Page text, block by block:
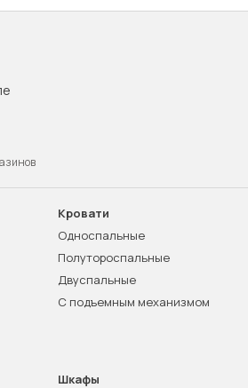
Кровати
Односпальные
Полутороспальные
Двуспальные
С подъемным механизмом
Шкафы